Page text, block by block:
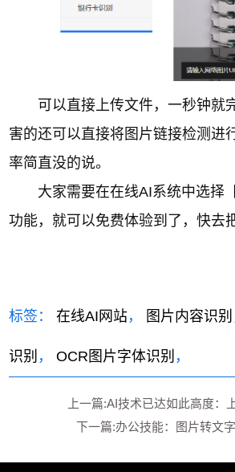
可以直接上传文件，一秒钟就
害的还可以直接将图片链接检测进
率简直没的说。
大家需要在在线AI系统中选择
功能，就可以免费体验到了，快去
标签：在线AI网站， 图片内容识别
识别 ，OCR图片字体识别 ，
上一篇:AI技术已达如此高度：
下一篇:办公技能：图片转文